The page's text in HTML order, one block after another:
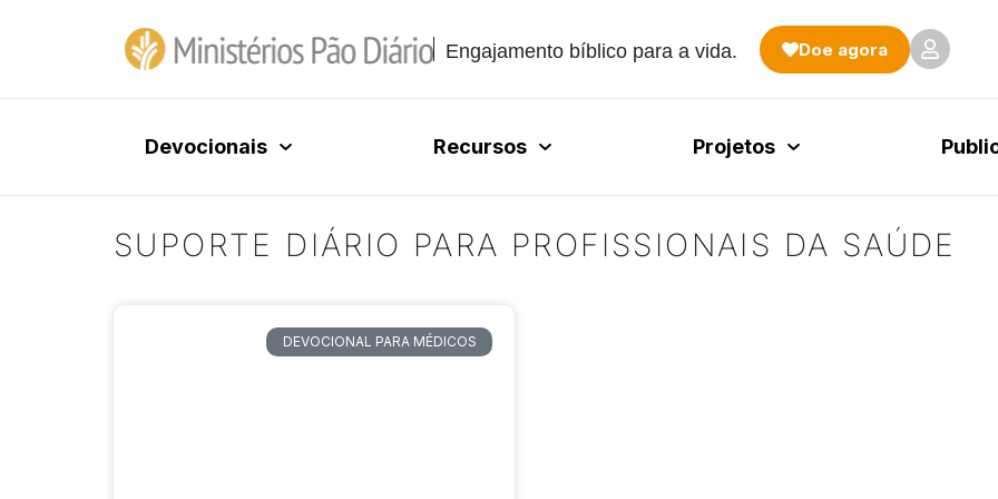
Engajamento bíblico para a vida. Doe agora
Devocionais Recursos Projetos
SUPORTE DIÁRIO PARA PROFISSIONAIS DA SAÚDE
DEVOCIONAL PARA MÉDICOS